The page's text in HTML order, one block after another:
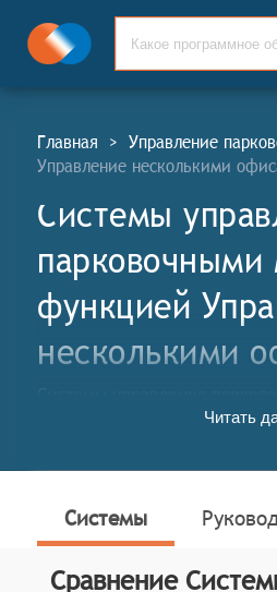
Главная > Управление
Управление несколькими
Системы
парковочными
функцией
несколькими
англ. Parking Space
предназначенных для
транспортных средств,
оплаты и повышения
парковочных зон.
Читать
Системы
Сравнение